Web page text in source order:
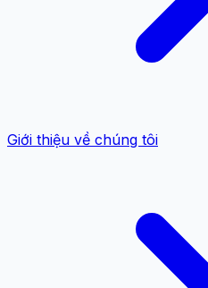
Giới thiệu về chúng tôi